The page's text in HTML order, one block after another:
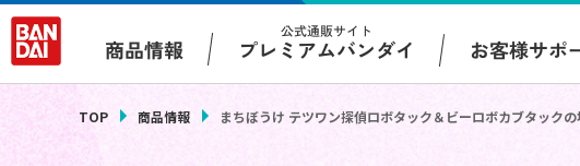
商品情報
公式通販サイト
プレミアムバンダイ お客様サポ
TOP 商品情報 まちぼうけ テツワン探偵ロボタック＆ビーロボカブタック